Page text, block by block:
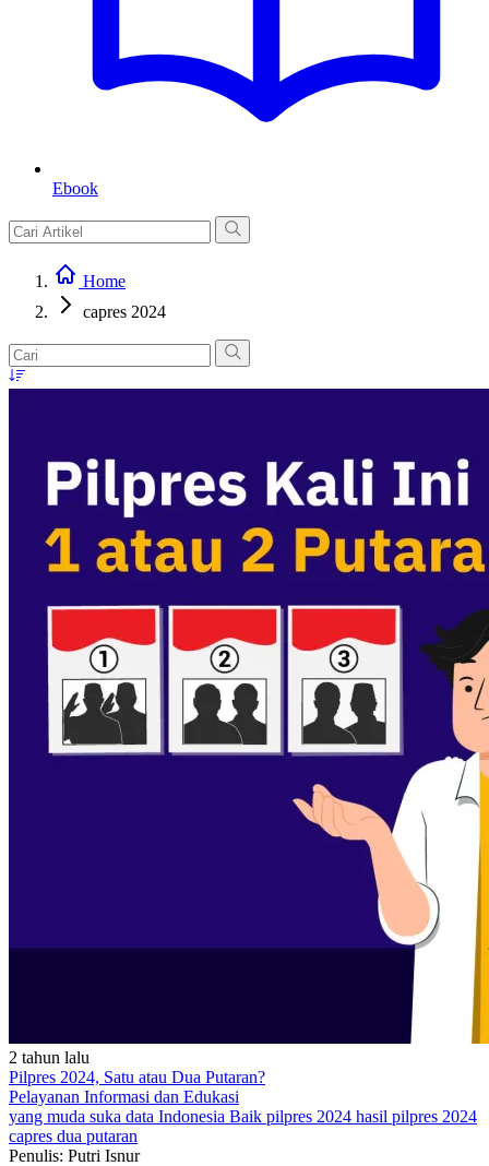
Ebook
Home
capres 2024
2 tahun lalu
Pilpres 2024, Satu atau Dua Putaran?
Pelayanan Informasi dan Edukasi
yang muda suka data Indonesia Baik pilpres 2024 hasil pilpres 2024
capres dua putaran
Penulis: Putri Isnur